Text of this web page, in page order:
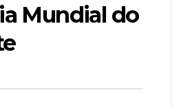
Mundial do